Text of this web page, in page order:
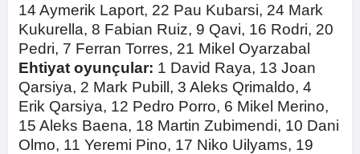
14 Aymerik Laport, 22 Pau Kubarsi, 24 Mark
Kukurella, 8 Fabian Ruiz, 9 Qavi, 16 Rodri, 20
Pedri, 7 Ferran Torres, 21 Mikel Oyarzabal
Ehtiyat oyunçular: 1 David Raya, 13 Joan
Qarsiya, 2 Mark Pubill, 3 Aleks Qrimaldo, 4
Erik Qarsiya, 12 Pedro Porro, 6 Mikel Merino,
15 Aleks Baena, 18 Martin Zubimendi, 10 Dani
Olmo, 11 Yeremi Pino, 17 Niko Uilyams, 19